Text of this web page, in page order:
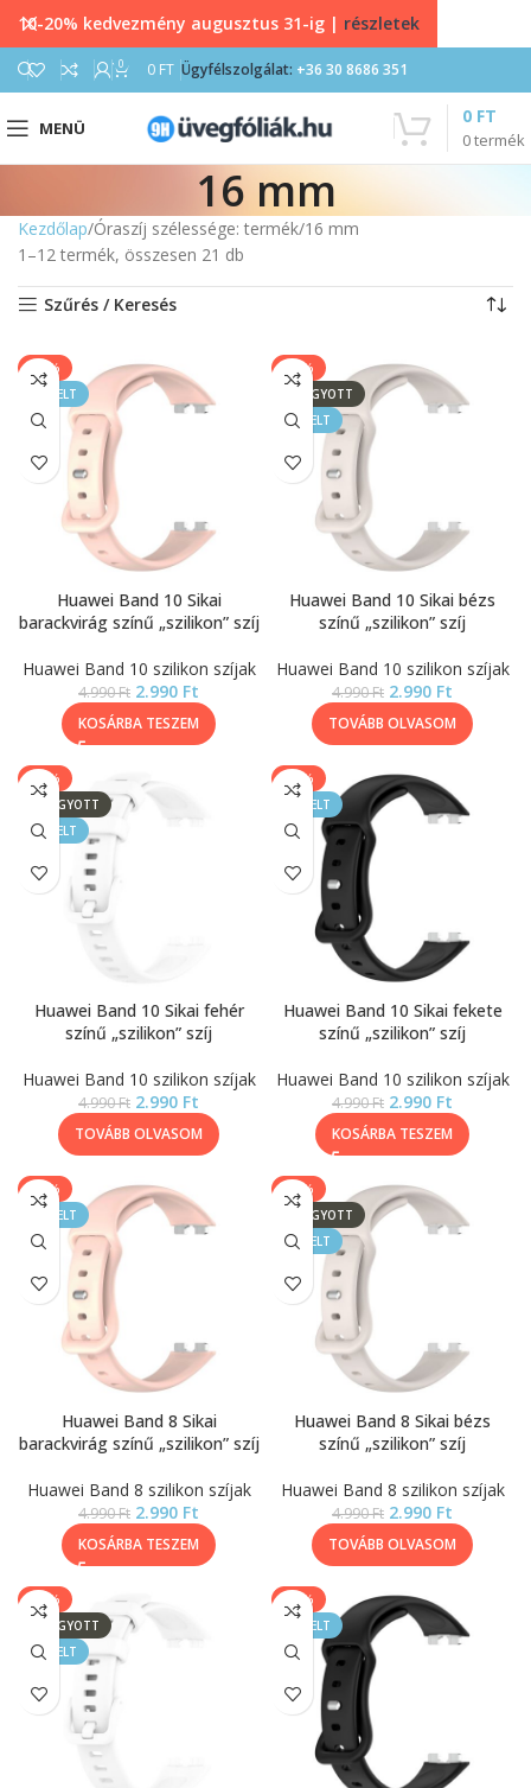
0 0 FT Ügyfélszolgálat: +36 30 8686 351
MENÜ
0termék
0 FT
16 mm
Kezdőlap Óraszíj szélessége: termék 16 mm
1–12 termék, összesen 21 db
Szűrés / Keresés
-40%
KIEMELT
Huawei Band 10 Sikai
barackvirág színű „szilikon” szíj
Huawei Band 10 szilikon szíjak
4.990Ft 2.990 Ft
KOSÁRBA TESZEM
-40%
ELFOGYOTT
KIEMELT
Huawei Band 10 Sikai bézs
színű „szilikon” szíj
Huawei Band 10 szilikon szíjak
4.990Ft 2.990 Ft
TOVÁBB OLVASOM
-40%
ELFOGYOTT
KIEMELT
Huawei Band 10 Sikai fehér
színű „szilikon” szíj
Huawei Band 10 szilikon szíjak
4.990Ft 2.990 Ft
TOVÁBB OLVASOM
-40%
KIEMELT
Huawei Band 10 Sikai fekete
színű „szilikon” szíj
Huawei Band 10 szilikon szíjak
4.990Ft 2.990 Ft
KOSÁRBA TESZEM
-40%
KIEMELT
Huawei Band 8 Sikai
barackvirág színű „szilikon” szíj
Huawei Band 8 szilikon szíjak
4.990Ft 2.990 Ft
KOSÁRBA TESZEM
-40%
ELFOGYOTT
KIEMELT
Huawei Band 8 Sikai bézs
színű „szilikon” szíj
Huawei Band 8 szilikon szíjak
4.990Ft 2.990 Ft
TOVÁBB OLVASOM
-40%
ELFOGYOTT
KIEMELT
-40%
KIEMELT
10-20% kedvezmény augusztus 31-ig | részletek